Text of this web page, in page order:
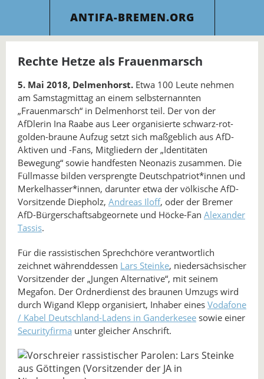
ANTIFA-BREMEN.ORG
Rechte Hetze als Frauenmarsch
5. Mai 2018, Delmenhorst. Etwa 100 Leute nehmen
am Samstagmittag an einem selbsternannten
„Frauenmarsch“ in Delmenhorst teil. Der von der
AfDlerin Ina Raabe aus Leer organisierte schwarz-rot-
golden-braune Aufzug setzt sich maßgeblich aus AfD-
Aktiven und -Fans, Mitgliedern der „Identitäten
Bewegung“ sowie handfesten Neonazis zusammen. Die
Füllmasse bilden versprengte Deutschpatriot*innen und
Merkelhasser*innen, darunter etwa der völkische AfD-
Vorsitzende Diepholz, Andreas Iloff, oder der Bremer
AfD-Bürgerschaftsabgeornete und Höcke-Fan Alexander
Tassis.
Für die rassistischen Sprechchöre verantwortlich
zeichnet währenddessen Lars Steinke, niedersächsischer
Vorsitzender der „Jungen Alternative“, mit seinem
Megafon. Der Ordnerdienst des braunen Umzugs wird
durch Wigand Klepp organisiert, Inhaber eines Vodafone
/ Kabel Deutschland-Ladens in Ganderkesee sowie einer
Securityfirma unter gleicher Anschrift.